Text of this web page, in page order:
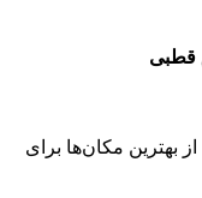
قطبی
بهترین مکان‌ها برای